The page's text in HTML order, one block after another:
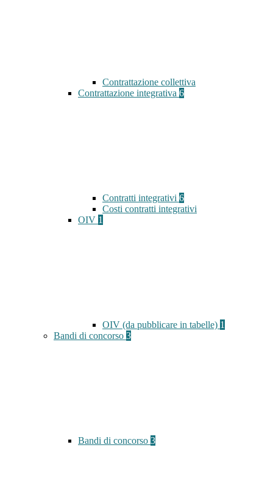
Contrattazione collettiva
Contrattazione integrativa 6
Contratti integrativi 6
Costi contratti integrativi
OIV 1
OIV (da pubblicare in tabelle) 1
Bandi di concorso 3
Bandi di concorso 3